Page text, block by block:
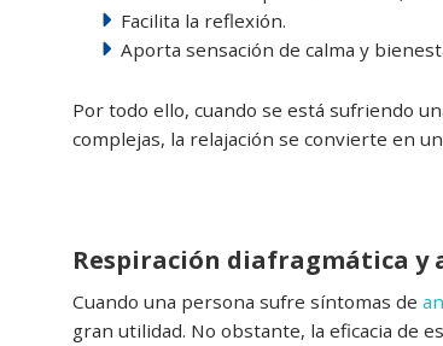
Facilita la reflexión.
Aporta sensación de calma y
Por todo ello, cuando se está sufriendo
complejas, la relajación se convierte en
Respiración diafragmática y
Cuando una persona sufre síntomas de
gran utilidad. No obstante, la eficacia de